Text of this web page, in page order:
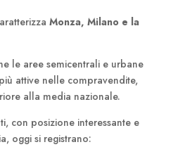
Monza, Milano e la
le aree semicentrali e urbane
attive nelle compravendite,
alla media nazionale.
con posizione interessante e
oggi si registrano: